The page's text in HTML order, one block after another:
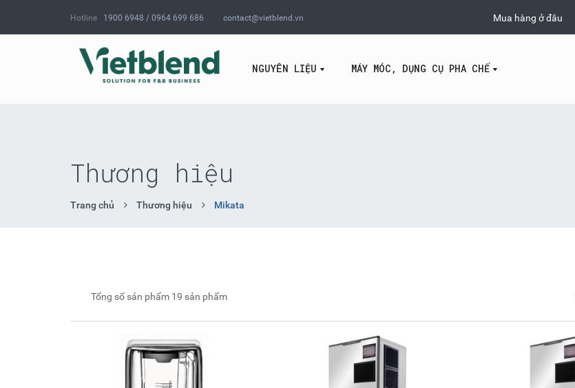
Hotline 1900 6948 / 0964 699 686 contact@vietblend.vn Mua hàng ở đâu
NGUYÊN LIỆU MÁY MÓC, DỤNG CỤ PHA CHẾ
Thương hiệu
Trang chủ Thương hiệu Mikata
Tổng số sản phẩm 19 sản phẩm